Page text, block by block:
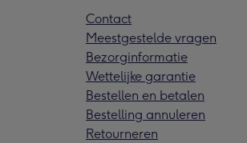
Contact
Meestgestelde vragen
Bezorginformatie
Wettelijke garantie
Bestellen en betalen
Bestelling annuleren
Retourneren